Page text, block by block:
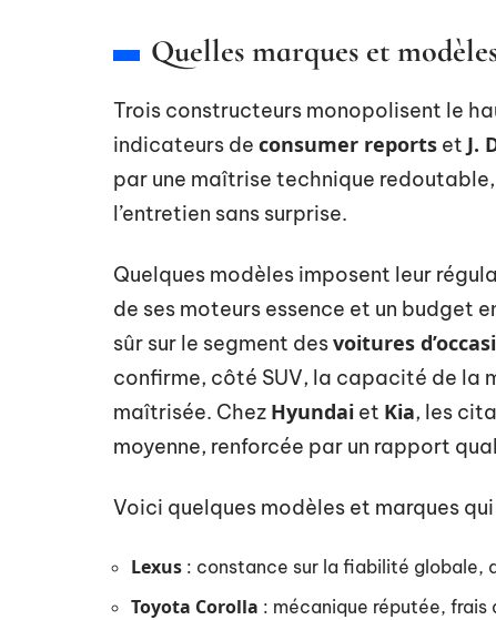
Quelles marques et
Trois constructeurs monopolisent le
indicateurs de consumer reports et J.
par une maîtrise technique
l’entretien sans surprise.
Quelques modèles imposent leur
de ses moteurs essence et un budget
sûr sur le segment desvoitures
confirme, côté SUV, la capacité de la
maîtrisée. Chez Hyundai et Kia, les
moyenne, renforcée par un rapport
Voici quelques modèles et marques
Lexus : constance sur la fiabilité globale,
Toyota Corolla : mécanique réputée, frais